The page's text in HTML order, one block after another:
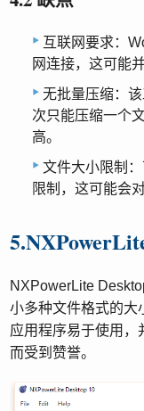
互联网要求：
网连接，这可能
无批量压缩：
次只能压缩一个
高。
文件大小限制
限制，这可能会
NXPowerLite
小多种文件格式的大
应用程序易于使用，
而受到赞誉。